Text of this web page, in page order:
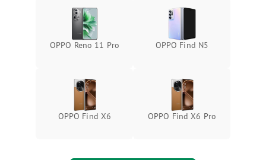
OPPO Reno 11 Pro OPPO Find N5
OPPO Find X6 OPPO Find X6 Pro